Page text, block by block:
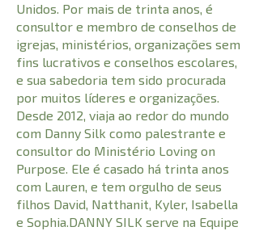
Unidos. Por mais de trinta anos, é
consultor e membro de conselhos de
igrejas, ministérios, organizações sem
fins lucrativos e conselhos escolares,
e sua sabedoria tem sido procurada
por muitos líderes e organizações.
Desde 2012, viaja ao redor do mundo
com Danny Silk como palestrante e
consultor do Ministério Loving on
Purpose. Ele é casado há trinta anos
com Lauren, e tem orgulho de seus
filhos David, Natthanit, Kyler, Isabella
e Sophia.DANNY SILK serve na Equipe